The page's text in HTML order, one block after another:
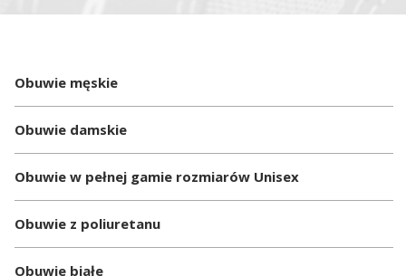
Obuwie męskie
Obuwie damskie
Obuwie w pełnej gamie rozmiarów Unisex
Obuwie z poliuretanu
Obuwie białe